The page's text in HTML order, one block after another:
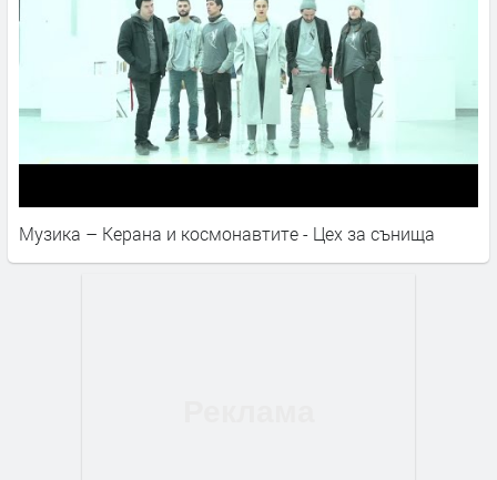
Музика – Керана и космонавтите - Цех за сънища